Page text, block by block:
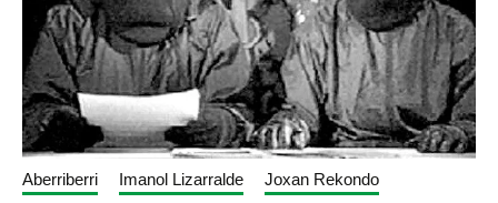
Aberriberri Imanol Lizarralde Joxan Rekondo